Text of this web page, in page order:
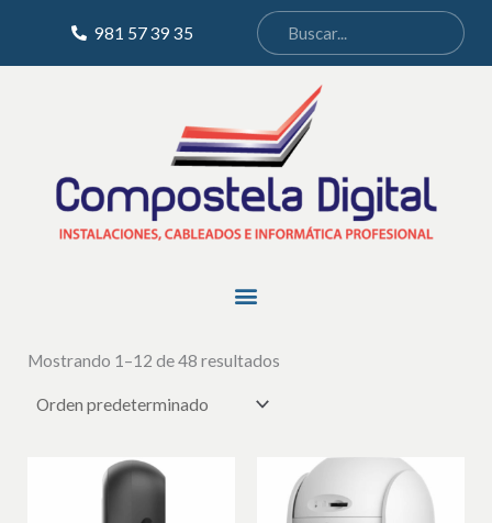
981 57 39 35
Menu
Mostrando 1–12 de 48 resultados